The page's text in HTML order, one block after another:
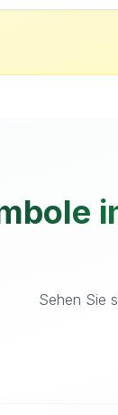
Sehen Sie